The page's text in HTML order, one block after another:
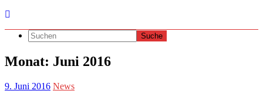
Monat: Juni 2016
9. Juni 2016 News